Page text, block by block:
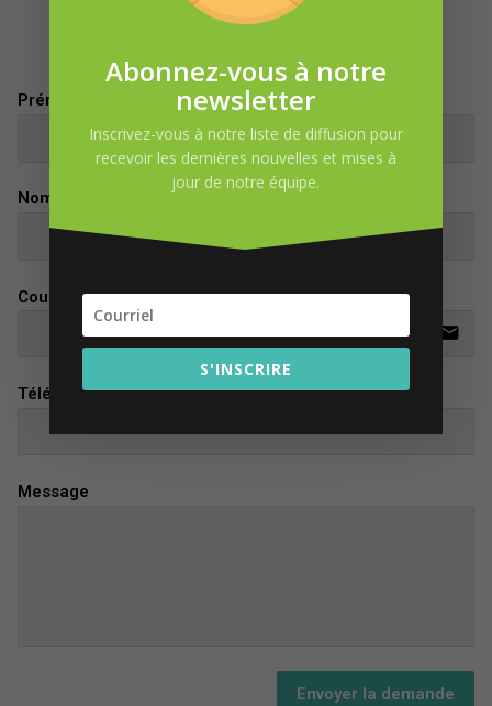
Prénom
Nom
Courriel
email
Téléphone
Message
Envoyer la demande
Abonnez-vous à notre
newsletter
Inscrivez-vous à notre liste de diffusion pour
recevoir les dernières nouvelles et mises à
jour de notre équipe.
S'INSCRIRE